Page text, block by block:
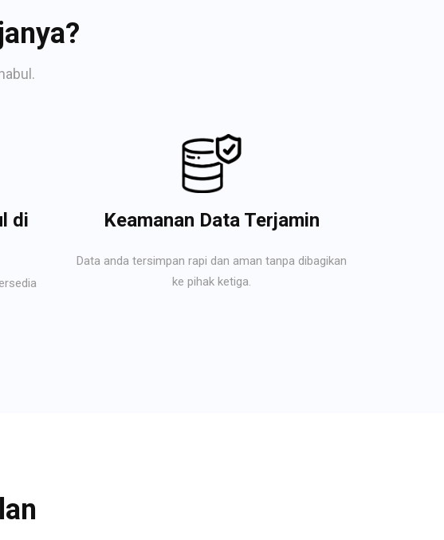
di
Keamanan Data Terjamin
Data anda tersimpan rapi dan aman tanpa dibagikan
ke pihak ketiga.